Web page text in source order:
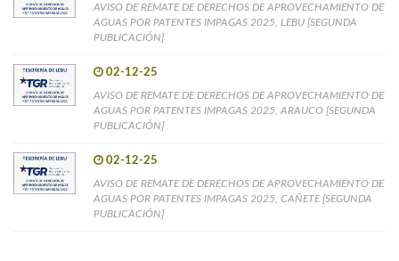
AVISO DE REMATE DE DERECHOS DE APROVECHAMIENTO DE
AGUAS POR PATENTES IMPAGAS 2025, LEBU [SEGUNDA
PUBLICACIÓN]
02-12-25
AVISO DE REMATE DE DERECHOS DE APROVECHAMIENTO DE
AGUAS POR PATENTES IMPAGAS 2025, ARAUCO [SEGUNDA
PUBLICACIÓN]
02-12-25
AVISO DE REMATE DE DERECHOS DE APROVECHAMIENTO DE
AGUAS POR PATENTES IMPAGAS 2025, CAÑETE [SEGUNDA
PUBLICACIÓN]